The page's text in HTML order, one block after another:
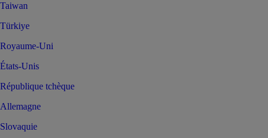
Taiwan
Türkiye
Royaume-Uni
États-Unis
République tchèque
Allemagne
Slovaquie